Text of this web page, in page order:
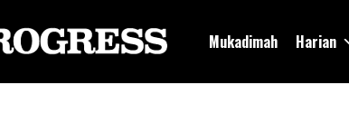
Mukadimah Harian